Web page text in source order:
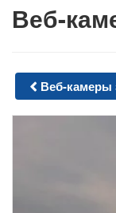
Веб-
Веб-камеры